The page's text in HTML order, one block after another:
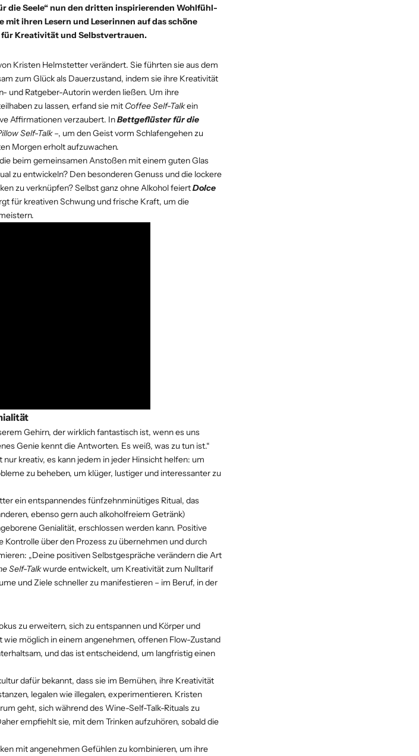
die Seele“ nun den dritten inspirierenden Wohlfühl-
ihren Lesern und Leserinnen auf das schöne
Kreativität und Selbstvertrauen.
Kristen Helmstetter verändert. Sie führten sie aus dem
zum Glück als Dauerzustand, indem sie ihre Kreativität
und Ratgeber-Autorin werden ließen. Um ihre
zu lassen, erfand sie mit Coffee Self-Talkein
Affirmationen verzaubert. InBettgeflüster für die
Self-Talk–, um den Geist vorm Schlafengehen zu
Morgen erholt aufzuwachen.
beim gemeinsamen Anstoßen mit einem guten Glas
zu entwickeln? Den besonderen Genuss und die lockere
zu verknüpfen? Selbst ganz ohne Alkohol feiertDolce
für kreativen Schwung und frische Kraft, um die
Gehirn, der wirklich fantastisch ist, wenn es uns
Genie kennt die Antworten. Es weiß, was zu tun ist.“
kreativ, es kann jedem in jeder Hinsicht helfen: um
zu beheben, um klüger, lustiger und interessanter zu
ein entspannendes fünfzehnminütiges Ritual, das
ebenso gern auch alkoholfreiem Getränk)
Genialität, erschlossen werden kann. Positive
über den Prozess zu übernehmen und durch
„Deine positiven Selbstgespräche verändern die Art
Self-Talkwurde entwickelt, um Kreativität zum Nulltarif
und Ziele schneller zu manifestieren – im Beruf, in der
zu erweitern, sich zu entspannen und Körper und
möglich in einem angenehmen, offenen Flow-Zustand
und das ist entscheidend, um langfristig einen
dafür bekannt, dass sie im Bemühen, ihre Kreativität
legalen wie illegalen, experimentieren. Kristen
geht, sich während des Wine-Self-Talk-Rituals zu
empfiehlt sie, mit dem Trinken aufzuhören, sobald die
mit angenehmen Gefühlen zu kombinieren, um ihre